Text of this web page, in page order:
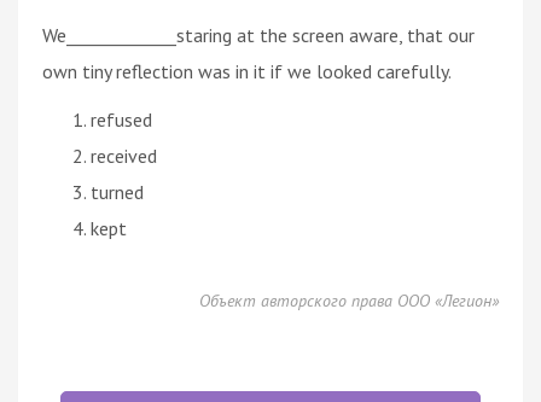
We_____________staring at the screen aware, that our
own tiny reflection was in it if we looked carefully.
refused
received
turned
kept
Объект авторского права ООО «Легион»